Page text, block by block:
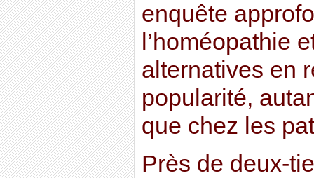
enquête
l’homéopathie
alternatives en
popularité,
que chez les
Près de deux-